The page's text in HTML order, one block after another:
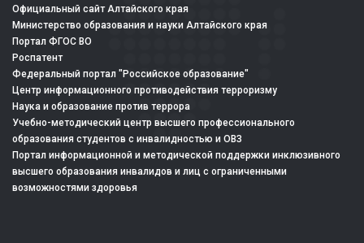
Официальный сайт Алтайского края
Министерство образования и науки Алтайского края
Портал ФГОС ВО
Роспатент
Федеральный портал "Российское образование"
Центр информационного противодействия терроризму
Наука и образование против террора
Учебно-методический центр высшего профессионального
образования студентов с инвалидностью и ОВЗ
Портал информационной и методической поддержки инклюзивного
высшего образования инвалидов и лиц с ограниченными
возможностями здоровья